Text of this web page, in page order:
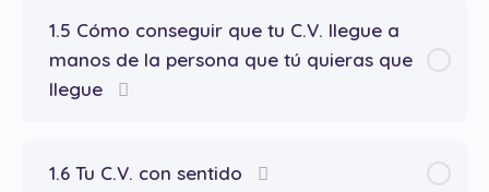
1.5 Cómo conseguir que tu C.V. llegue a
manos de la persona que tú quieras que
llegue
1.6 Tu C.V. con sentido